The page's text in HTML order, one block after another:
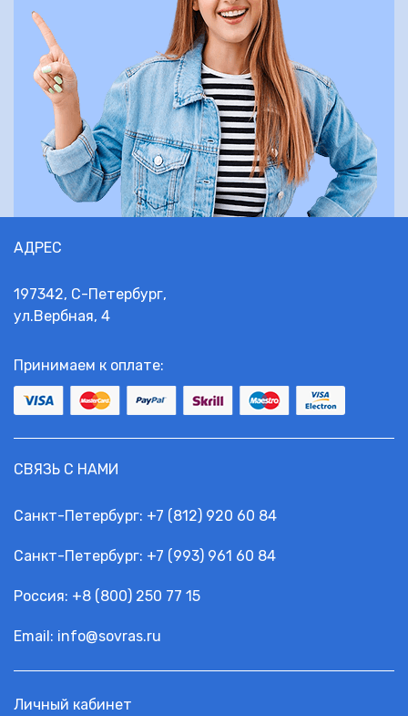
Личный кабинет
АДРЕС
197342, С-Петербург,
ул.Вербная, 4
Принимаем к оплате:
СВЯЗЬ С НАМИ
Санкт-Петербург: +7 (812) 920 60 84
Санкт-Петербург: +7 (993) 961 60 84
Россия: +8 (800) 250 77 15
Email: info@sovras.ru